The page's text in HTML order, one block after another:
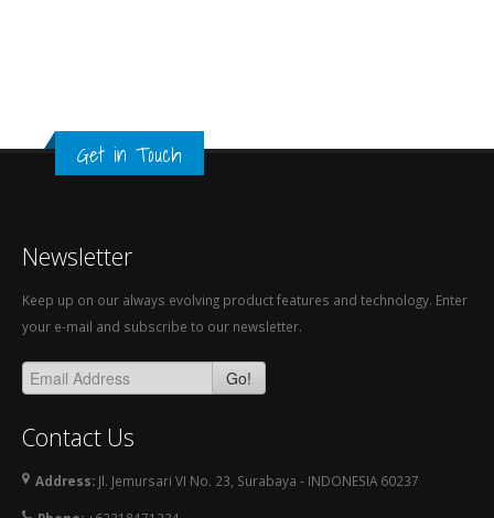
Get in Touch
Newsletter
Keep up on our always evolving product features and technology. Enter
your e-mail and subscribe to our newsletter.
Go!
Contact Us
Address: Jl. Jemursari VI No. 23, Surabaya - INDONESIA 60237